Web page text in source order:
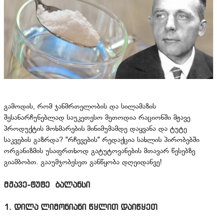
გამოდის, რომ ჯანმრთელობის და სილამაზის
შესანარჩუნებლად საუკეთესო მეთოდია რაციონში მჟავე
პროდუქტის მოხმარების მინიმუმამდე დაყვანა და ტუტე
საკვების გაზრდა? "რჩევების" რედაქცია სახლის პირობებში
ორგანიზმის უსაფრთხოდ გატუტოვანების მთავარ წესებზე
გიამბობთ. გააუმჯობესეთ განწყობა დღეიდანვე!
მჟავე-ტუტე ბალანსი
1. დილა ლიმონიანი წყლით დაიწყეთ